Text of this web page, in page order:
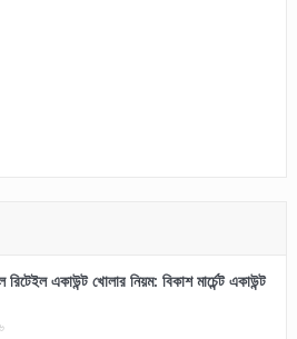
রিটেইল একাউন্ট খোলার নিয়ম: বিকাশ মার্চেন্ট একাউন্ট